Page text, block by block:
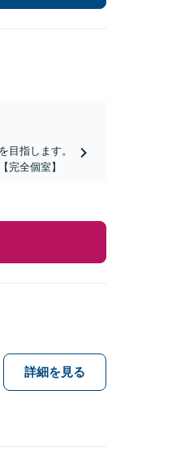
目指します。
完全個室】
詳細を見る